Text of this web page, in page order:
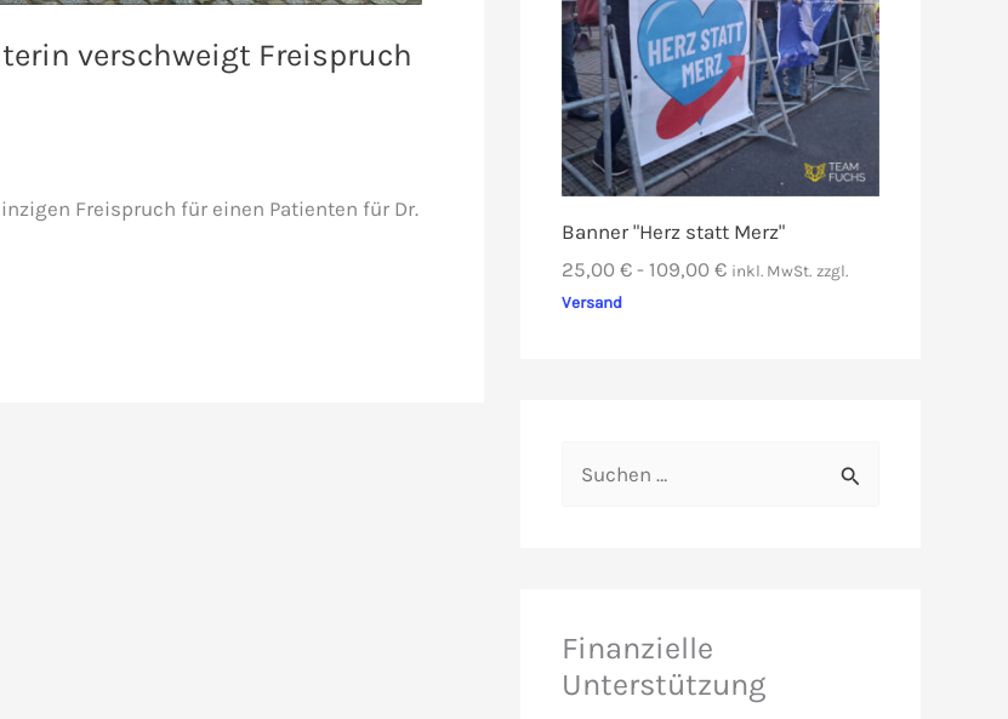
verschweigt Freispruch
Freispruch für einen Patienten für Dr.
Banner "Herz statt Merz"
25,00 € - 109,00 € inkl. MwSt. zzgl.
Versand
n
Finanzielle
Unterstützung